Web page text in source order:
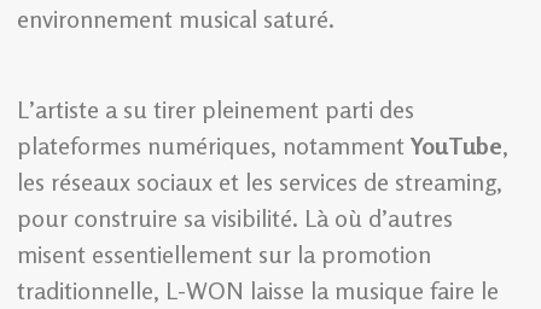
environnement musical saturé.
L’artiste a su tirer pleinement parti des
plateformes numériques, notamment YouTube,
les réseaux sociaux et les services de streaming,
pour construire sa visibilité. Là où d’autres
misent essentiellement sur la promotion
traditionnelle, L-WON laisse la musique faire le